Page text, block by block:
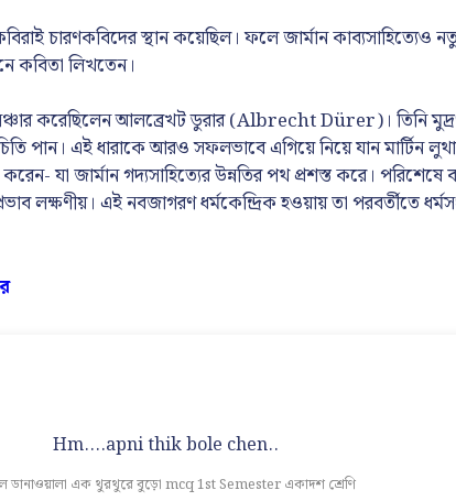
চারণকবিদের স্থান কয়েছিল। ফলে জার্মান কাব্যসাহিত্যেও
কবিতা লিখতেন।
করেছিলেন আলব্রেখট ডুরার (Albrecht Dürer)। তিনি
পান। এই ধারাকে আরও সফলভাবে এগিয়ে নিয়ে যান মার্টিন
যা জার্মান গদ্যসাহিত্যের উন্নতির পথ প্রশস্ত করে। পরিশেষে
লক্ষণীয়। এই নবজাগরণ ধর্মকেন্দ্রিক হওয়ায় তা পরবর্তীতে
Hm....apni thik bole chen..
ডানাওয়ালা এক থুরথুরে বুড়ো mcq 1st Semester একাদশ শ্রেণি